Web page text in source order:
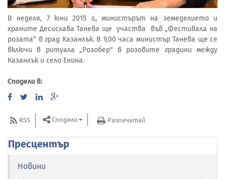
В неделя, 7 юни 2015 г., министърът на земеделието и
храните Десислава Танева ще участва във „Фестивала на
розата“ в град Казанлък. В 9,00 часа министър Танева ще се
включи в ритуала „Розобер" в розовите градини между
Казанлък и село Енина.
Сподели в:
RSS Сподели Разпечатай
Пресцентър
Новини